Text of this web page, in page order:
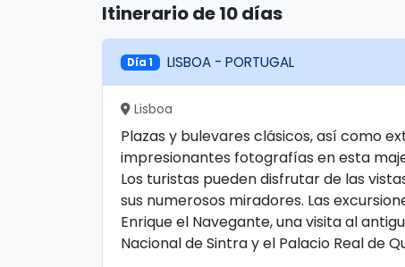
Itinerario de 10 días
Día 1 LISBOA - PORTUGAL
Lisboa
Plazas y bulevares clásicos, así como
impresionantes fotografías en esta
Los turistas pueden disfrutar de las
sus numerosos miradores. Las
Enrique el Navegante, una visita al
Nacional de Sintra y el Palacio Real de